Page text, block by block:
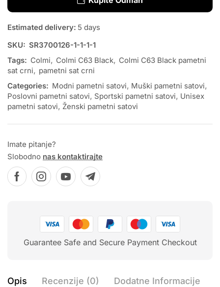
Estimated delivery: 5 days
SKU: SR3700126-1-1-1-1
Tags: Colmi, Colmi C63 Black, Colmi C63 Black pametni
sat crni, pametni sat crni
Categories: Modni pametni satovi, Muški pametni satovi,
Poslovni pametni satovi, Sportski pametni satovi, Unisex
pametni satovi, Ženski pametni satovi
Imate pitanje?
Slobodno nas kontaktirajte
Guarantee Safe and Secure Payment Checkout
Opis Recenzije (0) Dodatne Informacije